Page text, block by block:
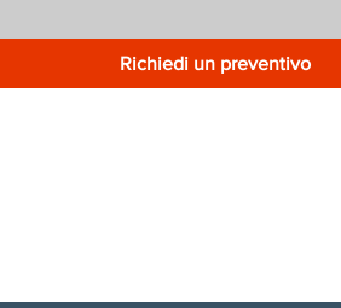
Richiedi un preventivo